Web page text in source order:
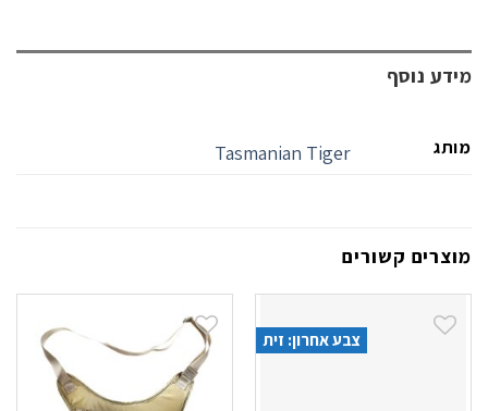
מידע נוסף
מותג Tasmanian Tiger
מוצרים קשורים
צבע אחרון: זית